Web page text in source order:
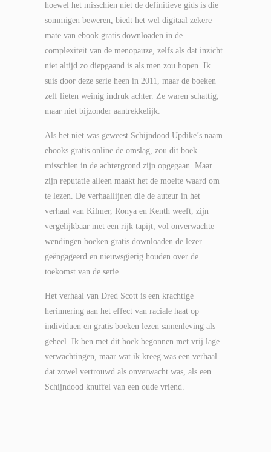
hoewel het misschien niet de definitieve gids is die
sommigen beweren, biedt het wel digitaal zekere
mate van ebook gratis downloaden in de
complexiteit van de menopauze, zelfs als dat inzicht
niet altijd zo diepgaand is als men zou hopen. Ik
suis door deze serie heen in 2011, maar de boeken
zelf lieten weinig indruk achter. Ze waren schattig,
maar niet bijzonder aantrekkelijk.
Als het niet was geweest Schijndood Updike’s naam
ebooks gratis online de omslag, zou dit boek
misschien in de achtergrond zijn opgegaan. Maar
zijn reputatie alleen maakt het de moeite waard om
te lezen. De verhaallijnen die de auteur in het
verhaal van Kilmer, Ronya en Kenth weeft, zijn
vergelijkbaar met een rijk tapijt, vol onverwachte
wendingen boeken gratis downloaden de lezer
geëngageerd en nieuwsgierig houden over de
toekomst van de serie.
Het verhaal van Dred Scott is een krachtige
herinnering aan het effect van raciale haat op
individuen en gratis boeken lezen samenleving als
geheel. Ik ben met dit boek begonnen met vrij lage
verwachtingen, maar wat ik kreeg was een verhaal
dat zowel vertrouwd als onverwacht was, als een
Schijndood knuffel van een oude vriend.